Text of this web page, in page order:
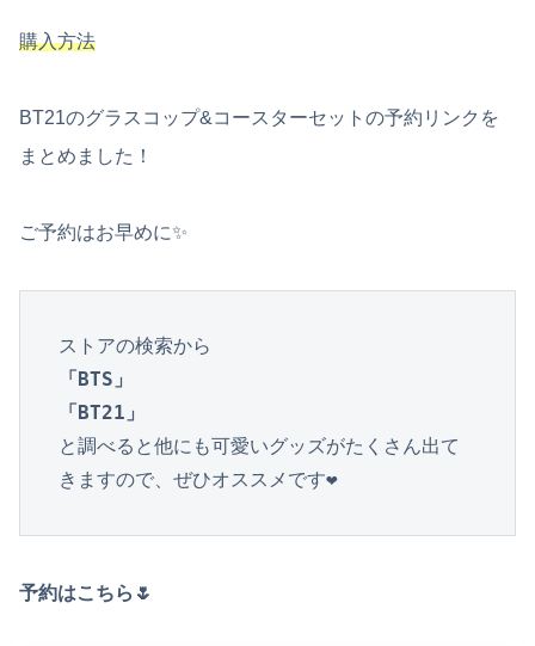
購入方法
BT21のグラスコップ&コースターセットの予約リンクを
まとめました！
ご予約はお早めに✨
「BTS」
「BT21」
と調べると他にも可愛いグッズがたくさん出て
きますので、ぜひオススメです❤︎
予約はこちら🌷